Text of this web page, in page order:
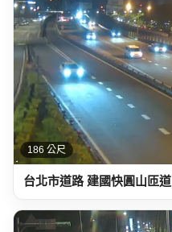
186 公尺
台北市道路 建國快圓山匝道